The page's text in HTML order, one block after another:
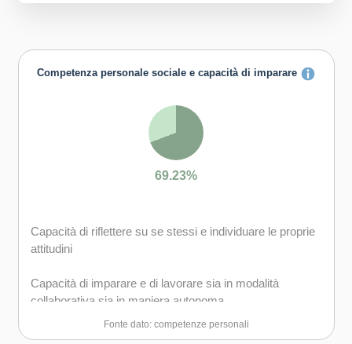
Competenza personale sociale e capacità di imparare
69.23%
Capacità di riflettere su se stessi e individuare le proprie
attitudini
Capacità di imparare e di lavorare sia in modalità
collaborativa sia in maniera autonoma
Fonte dato: competenze personali